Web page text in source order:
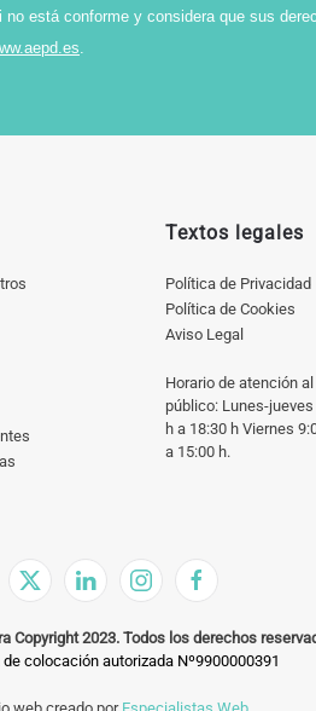
no está conforme y considera que sus
.
Textos legales
Política de Privacidad
Política de Cookies
Aviso Legal
Horario de atención al
público: Lunes-jueves
h a 18:30 h Viernes
a 15:00 h.
Copyright 2023. Todos los derechos
colocación autorizada Nº9900000391